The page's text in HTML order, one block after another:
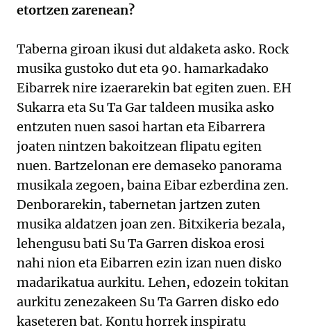
etortzen zarenean?
Taberna giroan ikusi dut aldaketa asko. Rock
musika gustoko dut eta 90. hamarkadako
Eibarrek nire izaerarekin bat egiten zuen. EH
Sukarra eta Su Ta Gar taldeen musika asko
entzuten nuen sasoi hartan eta Eibarrera
joaten nintzen bakoitzean flipatu egiten
nuen. Bartzelonan ere demaseko panorama
musikala zegoen, baina Eibar ezberdina zen.
Denborarekin, tabernetan jartzen zuten
musika aldatzen joan zen. Bitxikeria bezala,
lehengusu bati Su Ta Garren diskoa erosi
nahi nion eta Eibarren ezin izan nuen disko
madarikatua aurkitu. Lehen, edozein tokitan
aurkitu zenezakeen Su Ta Garren disko edo
kaseteren bat. Kontu horrek inspiratu